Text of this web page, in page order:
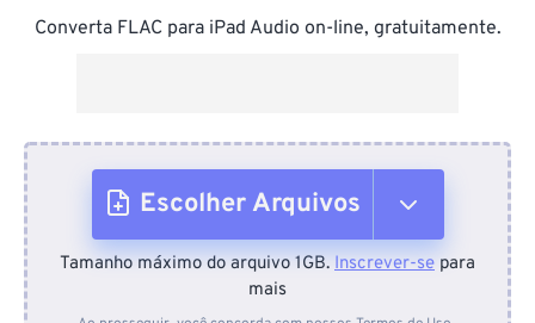
Converta FLAC para iPad Audio on-line, gratuitamente.
Escolher Arquivos
Do dispositivo
Tamanho máximo do arquivo 1GB. Inscrever-se para
mais